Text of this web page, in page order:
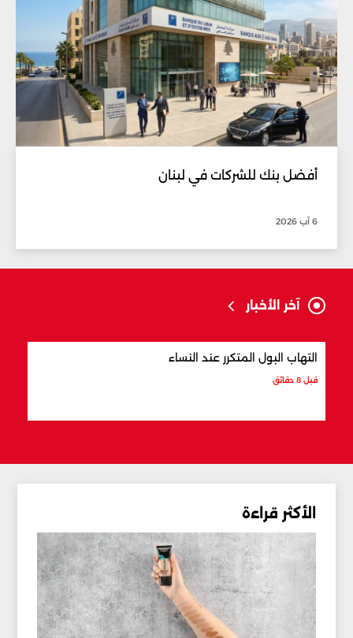
أفضل بنك للشركات في لبنان
6 آب 2026
آخر الأخبار
التهاب البول المتكرر عند النساء
قبل 8 دقائق
الأكثر قراءة